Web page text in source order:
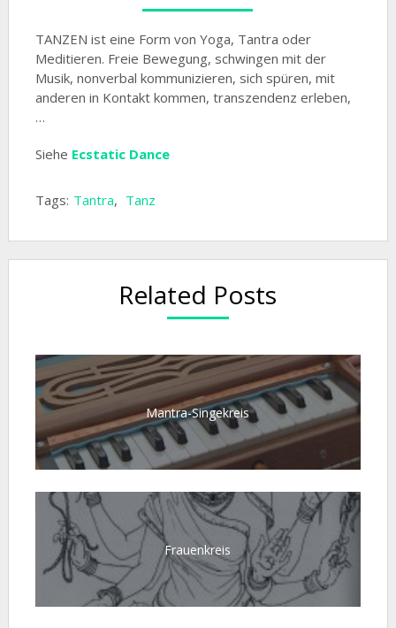
TANZEN ist eine Form von Yoga, Tantra oder
Meditieren. Freie Bewegung, schwingen mit der
Musik, nonverbal kommunizieren, sich spüren, mit
anderen in Kontakt kommen, transzendenz erleben,
…
Siehe Ecstatic Dance
Tags: Tantra, Tanz
Related Posts
Mantra-Singekreis
Frauenkreis